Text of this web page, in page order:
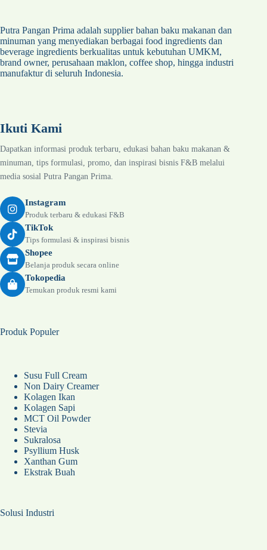
Putra Pangan Prima adalah supplier bahan baku makanan dan
minuman yang menyediakan berbagai food ingredients dan
beverage ingredients berkualitas untuk kebutuhan UMKM,
brand owner, perusahaan maklon, coffee shop, hingga industri
manufaktur di seluruh Indonesia.
Ikuti Kami
Dapatkan informasi produk terbaru, edukasi bahan baku makanan &
minuman, tips formulasi, promo, dan inspirasi bisnis F&B melalui
media sosial Putra Pangan Prima.
Instagram
Produk terbaru & edukasi F&B
TikTok
Tips formulasi & inspirasi bisnis
Shopee
Belanja produk secara online
Tokopedia
Temukan produk resmi kami
Produk Populer
Susu Full Cream
Non Dairy Creamer
Kolagen Ikan
Kolagen Sapi
MCT Oil Powder
Stevia
Sukralosa
Psyllium Husk
Xanthan Gum
Ekstrak Buah
Solusi Industri